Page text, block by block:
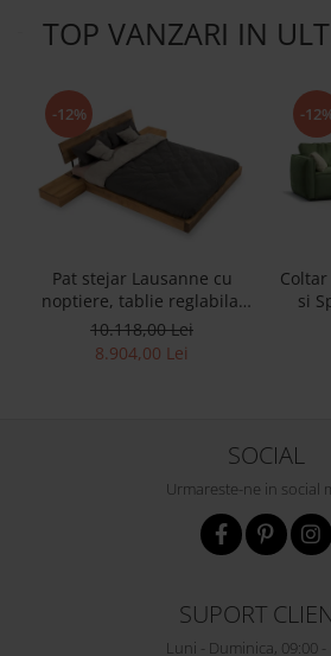
TOP VANZARI IN
-12%
Pat stejar Lausanne cu
noptiere, tablie reglabila,
lemn masiv, stil
contemporan,
10.118,00 Lei
8.904,00 Lei
-
si
Stil
SOCIAL
Urmareste-ne in social
SUPORT
Luni - Duminica, 09:00 -